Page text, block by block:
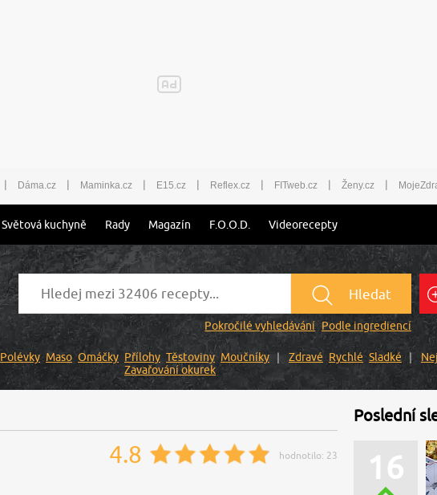
| Dáma.cz | Maminka.cz | E15.cz | Reflex.cz | FITweb.cz | Ženy.cz |
Světová kuchyně Rady Magazín F.O.O.D. Videorecepty
Hledat
Pokročilé vyhledávání Podle ingrediencí
Polévky Maso Omáčky Přílohy Těstoviny Moučníky Zdravé Rychlé Sladké
Zavařování okurek
4.8 hodnotilo: 23
Poslední
16